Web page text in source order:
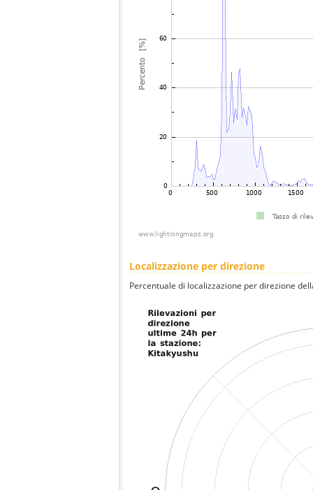
Localizzazione per direzione
Percentuale di localizzazione per direzione